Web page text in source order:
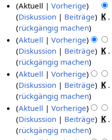
2
Aktuell Vorherige
Diskussion
Beiträge K
K
e
i
n
e
B
e
a
r
b
e
rückgängig machen
b
Aktuell Vorherige
Diskussion
Beiträge K
K
e
i
n
e
B
e
rückgängig machen
Aktuell Vorherige
Diskussion
Beiträge K
K
e
i
n
rückgängig machen
Aktuell Vorherige
Diskussion
Beiträge K
Krückgängig machen